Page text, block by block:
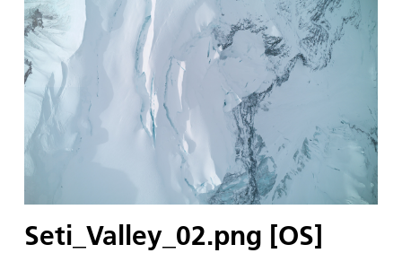
Seti_Valley_02.png [OS]